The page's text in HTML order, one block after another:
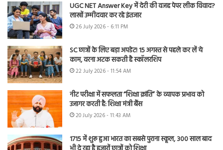
UGC NET Answer Key में देरी की वजह पेपर लीक विवाद?
लाखों उम्मीदवार कर रहे इंतजार
26 July 2026 - 6:11 PM
SC छात्रों के लिए बड़ा अपडेट! 15 अगस्त से पहले कर लें ये
काम, वरना अटक सकती है स्कॉलरशिप
22 July 2026 - 11:54 AM
नीट परीक्षा में सफलता “शिक्षा क्रांति” के व्यापक प्रभाव को
उजागर करती है: शिक्षा मंत्री बैंस
20 July 2026 - 11:43 AM
1715 में शुरू हुआ भारत का सबसे पुराना स्कूल, 300 साल बाद